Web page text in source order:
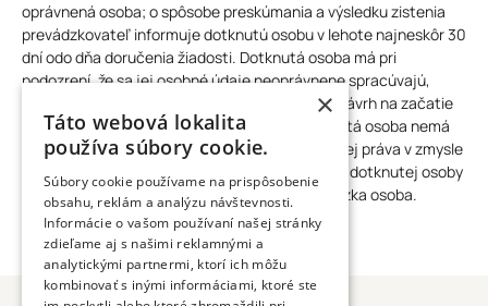
oprávnená osoba; o spôsobe preskúmania a výsledku zistenia
prevádzkovateľ informuje dotknutú osobu v lehote najneskôr 30
dní odo dňa doručenia žiadosti. Dotknutá osoba má pri
podozrení, že sa jej osobné údaje neoprávnene spracúvajú,
podať Úradu na ochranu osobných údajov SR návrh na začatie
konania o ochrane osobných údajov. Ak dotknutá osoba nemá
spôsobilosť na právne úkony v plnom rozsahu, jej práva v zmysle
zákona môže uplatniť zákonný zástupca. Práva dotknutej osoby
v zmysle zákona, ktorý nežije, môže uplatniť blízka osoba.
×
Táto webová lokalita
používa súbory cookie.
Súbory cookie používame na prispôsobenie
obsahu, reklám a analýzu návštevnosti.
Informácie o vašom používaní našej stránky
zdieľame aj s našimi reklamnými a
analytickými partnermi, ktorí ich môžu
kombinovať s inými informáciami, ktoré ste